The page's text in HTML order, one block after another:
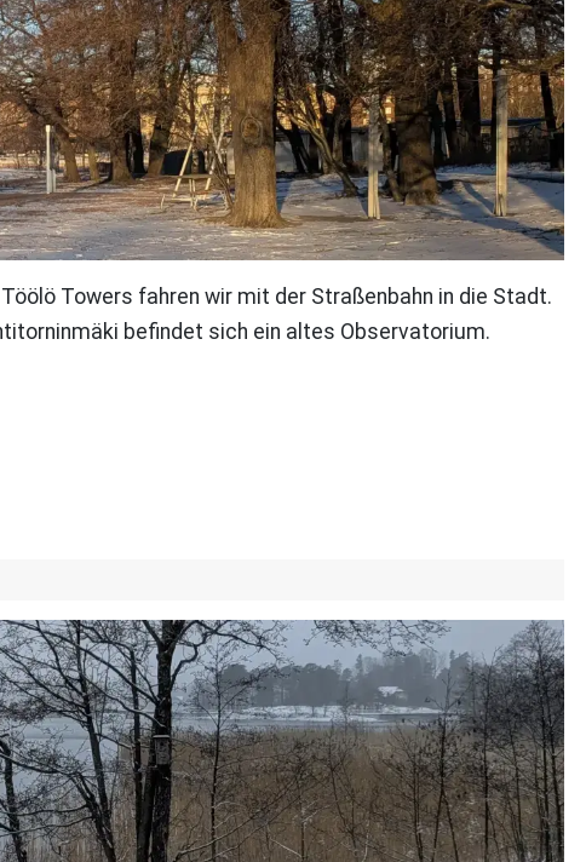
Towers fahren wir mit der Straßenbahn in die Stadt.
befindet sich ein altes Observatorium.